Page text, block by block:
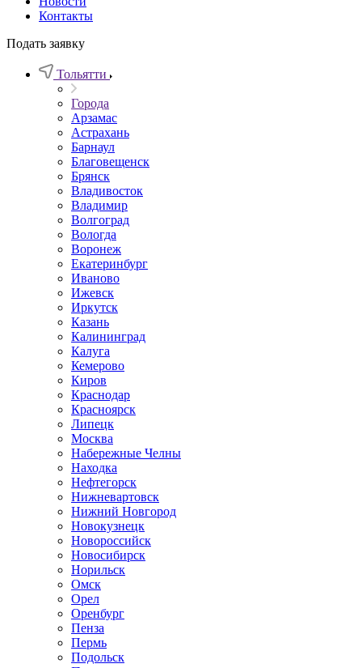
Контакты
Подать заявку
Тольятти
Города
Арзамас
Астрахань
Барнаул
Благовещенск
Брянск
Владивосток
Владимир
Волгоград
Вологда
Воронеж
Екатеринбург
Иваново
Ижевск
Иркутск
Казань
Калининград
Калуга
Кемерово
Киров
Краснодар
Красноярск
Липецк
Москва
Набережные Челны
Находка
Нефтегорск
Нижневартовск
Нижний Новгород
Новокузнецк
Новороссийск
Новосибирск
Норильск
Омск
Орел
Оренбург
Пенза
Пермь
Подольск